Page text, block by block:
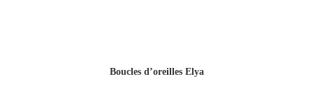
Boucles d’oreilles Elya